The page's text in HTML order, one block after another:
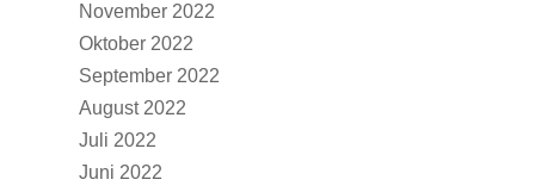
November 2022
Oktober 2022
September 2022
August 2022
Juli 2022
Juni 2022